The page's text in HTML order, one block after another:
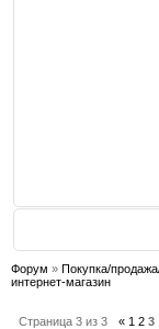
Форум » Покупка/
интернет-магазин
Страница 3 из 3 « 1 2 3